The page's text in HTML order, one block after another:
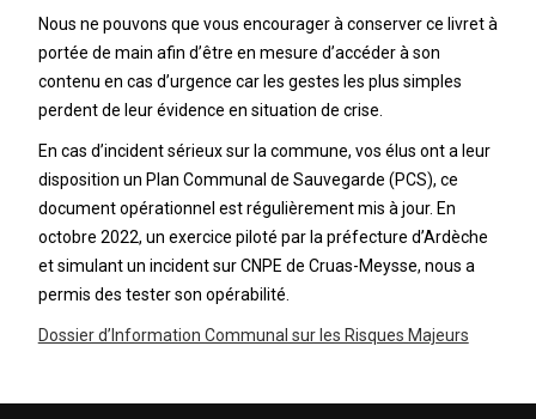
Nous ne pouvons que vous encourager à conserver ce livret à
portée de main afin d’être en mesure d’accéder à son
contenu en cas d’urgence car les gestes les plus simples
perdent de leur évidence en situation de crise.
En cas d’incident sérieux sur la commune, vos élus ont a leur
disposition un Plan Communal de Sauvegarde (PCS), ce
document opérationnel est régulièrement mis à jour. En
octobre 2022, un exercice piloté par la préfecture d’Ardèche
et simulant un incident sur CNPE de Cruas-Meysse, nous a
permis des tester son opérabilité.
Dossier d’Information Communal sur les Risques Majeurs